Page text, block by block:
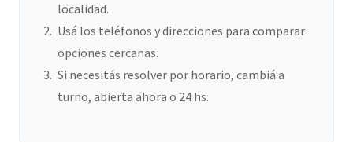
localidad.
Usá los teléfonos y direcciones para comparar
opciones cercanas.
Si necesitás resolver por horario, cambiá a
turno, abierta ahora o 24 hs.